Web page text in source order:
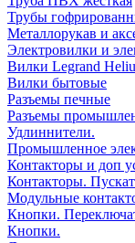
Трубы
Металлорукав и
Электровилки и
Вилки Legrand
Вилки бытовые
Разъемы печные
Разъемы
Удлиннители.
Промышленное
Контакторы и доп
Контакторы.
Модульные
Кнопки.
Кнопки.